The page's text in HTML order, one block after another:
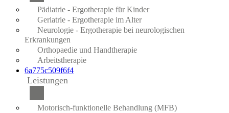
Pädiatrie - Ergotherapie für Kinder
Geriatrie - Ergotherapie im Alter
Neurologie - Ergotherapie bei neurologischen
Erkrankungen
Orthopaedie und Handtherapie
Arbeitstherapie
6a775c509f6f4
Leistungen
Motorisch-funktionelle Behandlung (MFB)